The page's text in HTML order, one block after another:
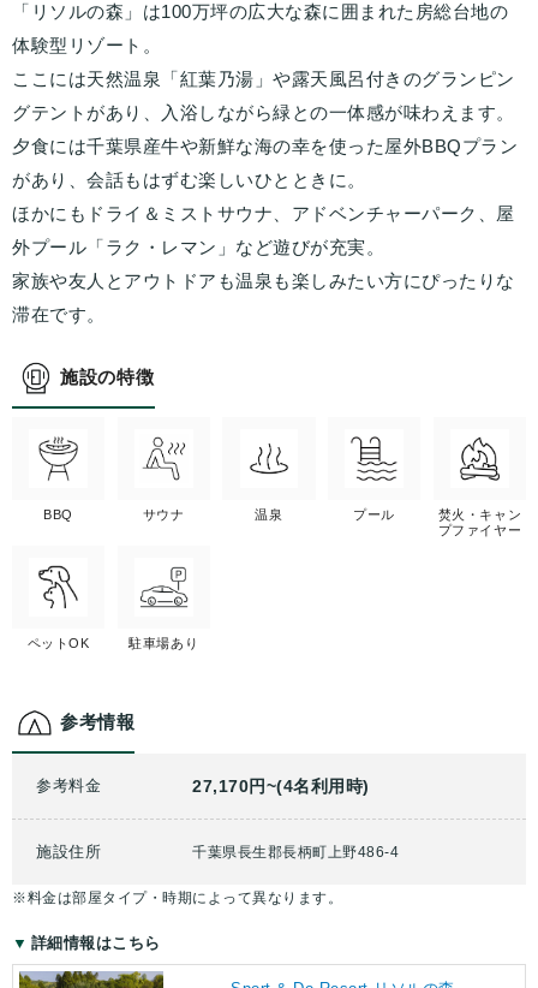
「リソルの森」は100万坪の広大な森に囲まれた房総台地の
体験型リゾート。
ここには天然温泉「紅葉乃湯」や露天風呂付きのグランピン
グテントがあり、入浴しながら緑との一体感が味わえます。
夕食には千葉県産牛や新鮮な海の幸を使った屋外BBQプラン
があり、会話もはずむ楽しいひとときに。
ほかにもドライ＆ミストサウナ、アドベンチャーパーク、屋
外プール「ラク・レマン」など遊びが充実。
家族や友人とアウトドアも温泉も楽しみたい方にぴったりな
滞在です。
施設の特徴
BBQ サウナ 温泉 プール
焚火・キャン
プファイヤー
ペットOK 駐車場あり
参考情報
参考料金 27,170円~(4名利用時)
施設住所 千葉県長生郡長柄町上野486-4
※料金は部屋タイプ・時期によって異なります。
詳細情報はこちら